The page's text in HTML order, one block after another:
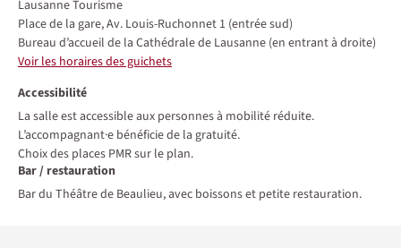
Lausanne Tourisme
Place de la gare, Av. Louis-Ruchonnet 1 (entrée sud)
Bureau d’accueil de la Cathédrale de Lausanne (en entrant à droite)
Voir les horaires des guichets
Accessibilité
La salle est accessible aux personnes à mobilité réduite.
L’accompagnant·e bénéficie de la gratuité.
Choix des places PMR sur le plan.
Bar / restauration
Bar du Théâtre de Beaulieu, avec boissons et petite restauration.